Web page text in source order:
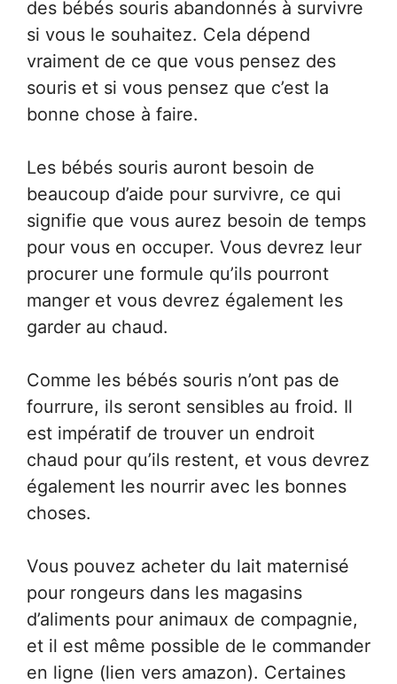
des bébés souris abandonnés à survivre
si vous le souhaitez. Cela dépend
vraiment de ce que vous pensez des
souris et si vous pensez que c’est la
bonne chose à faire.
Les bébés souris auront besoin de
beaucoup d’aide pour survivre, ce qui
signifie que vous aurez besoin de temps
pour vous en occuper. Vous devrez leur
procurer une formule qu’ils pourront
manger et vous devrez également les
garder au chaud.
Comme les bébés souris n’ont pas de
fourrure, ils seront sensibles au froid. Il
est impératif de trouver un endroit
chaud pour qu’ils restent, et vous devrez
également les nourrir avec les bonnes
choses.
Vous pouvez acheter du lait maternisé
pour rongeurs dans les magasins
d’aliments pour animaux de compagnie,
et il est même possible de le commander
en ligne (lien vers amazon). Certaines